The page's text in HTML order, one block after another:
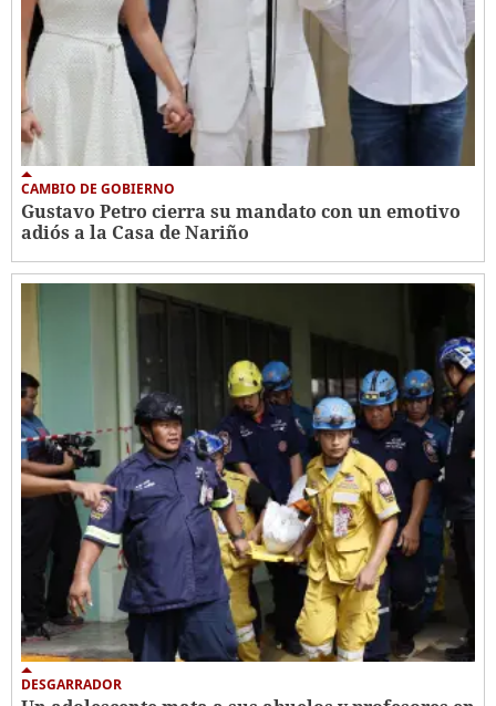
CAMBIO DE GOBIERNO
Gustavo Petro cierra su mandato con un emotivo
adiós a la Casa de Nariño
DESGARRADOR